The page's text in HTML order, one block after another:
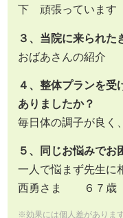
下 頑張っています
３、当院に来られた
おばあさんの紹介
４、整体プランを受
ありましたか？
毎日体の調子が良く
５、同じお悩みでお
一人で悩まず先生
西勇さま ６７歳
※効果には個人差がありま